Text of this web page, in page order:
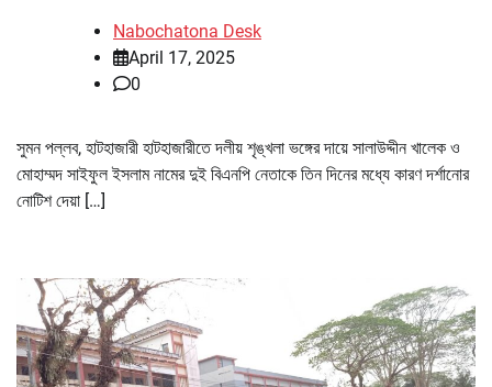
Nabochatona Desk
April 17, 2025
0
সুমন পল্লব, হাটহাজারী হাটহাজারীতে দলীয় শৃঙ্খলা ভঙ্গের দায়ে সালাউদ্দীন খালেক ও
মোহাম্মদ সাইফুল ইসলাম নামের দুই বিএনপি নেতাকে তিন দিনের মধ্যে কারণ দর্শানোর
নোটিশ দেয়া […]